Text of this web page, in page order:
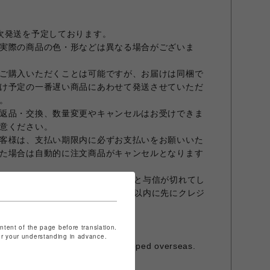
送を予定しております。
際の商品の色・形などは異なる場合がございま
購入いただくことは可能ですが、お届けは同梱で
予定の一番遅い商品にあわせて発送させていただ
品・交換、数量変更やキャンセルはお受けできま
ください。
様は、支払い期限内に必ずお支払いをお願いいた
場合は自動的に注文商品がキャンセルとなります
、オーダーから30日を超えますと与信が切れてし
品発送前でもオーダーから30日以内に先にクレジ
行は承っておりません。
ん。 -This item cannot be shipped overseas.
of the page before translation.
your understanding in advance.